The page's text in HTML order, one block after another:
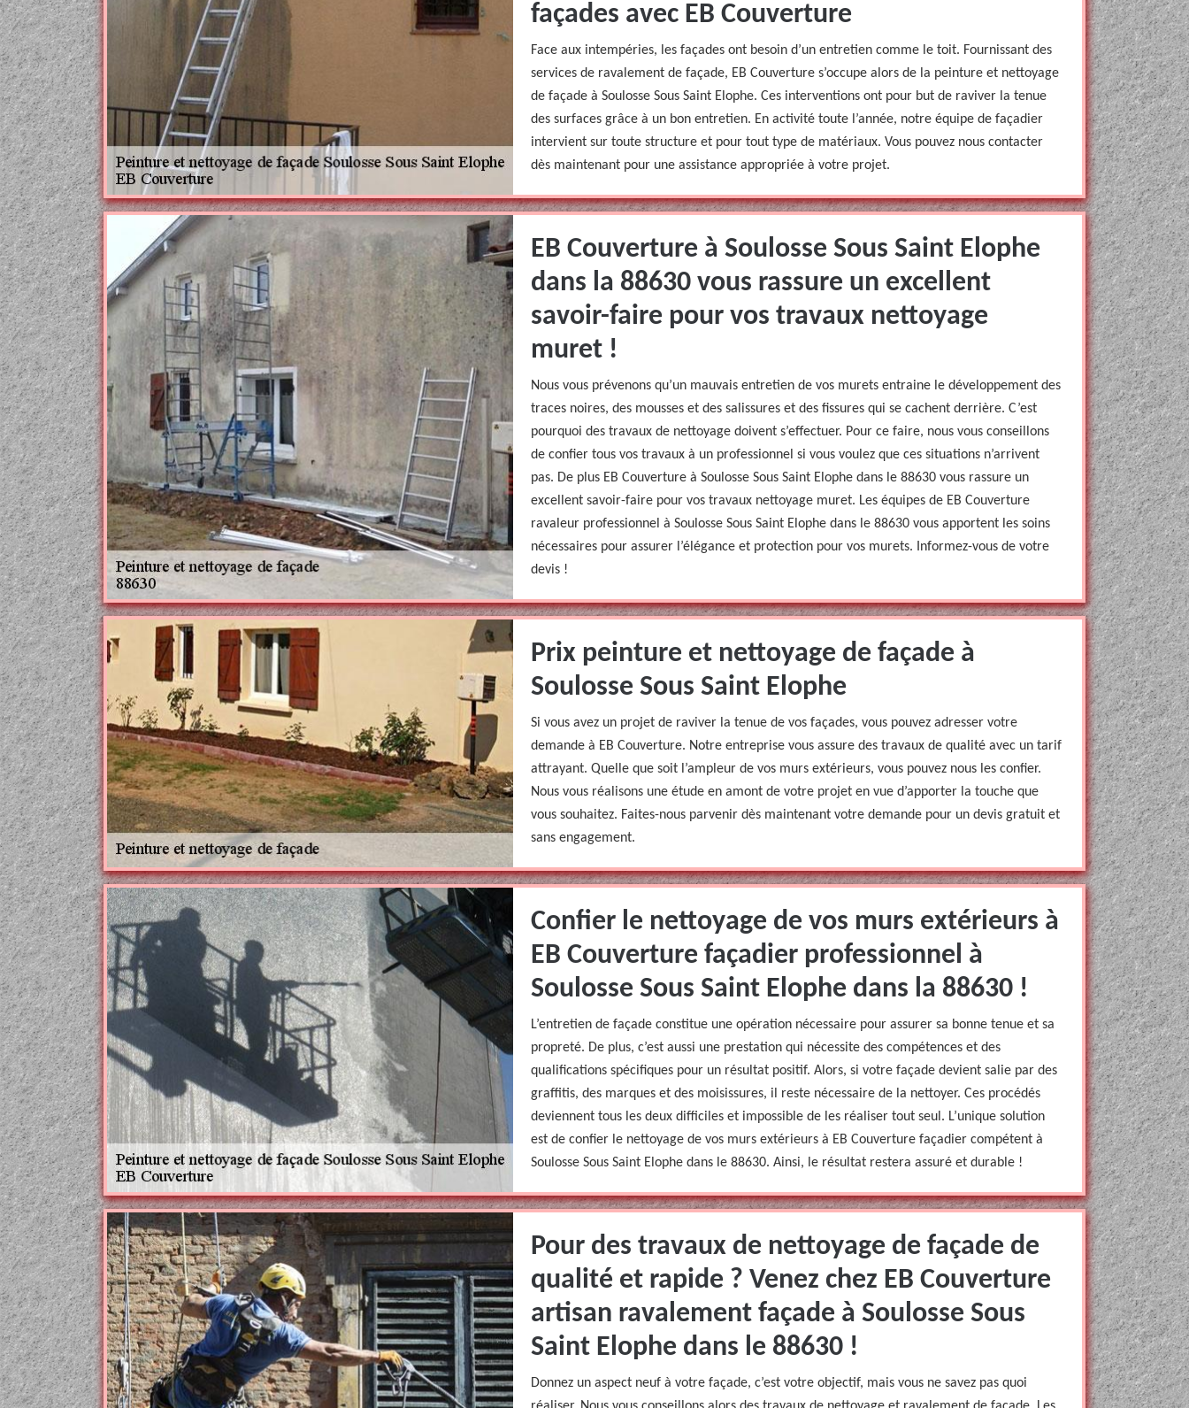
façades avec EB Couverture
Face aux intempéries, les façades ont besoin d’un entretien comme le toit. Fournissant des
services de ravalement de façade, EB Couverture s’occupe alors de la peinture et nettoyage
de façade à Soulosse Sous Saint Elophe. Ces interventions ont pour but de raviver la tenue
des surfaces grâce à un bon entretien. En activité toute l’année, notre équipe de façadier
intervient sur toute structure et pour tout type de matériaux. Vous pouvez nous contacter
dès maintenant pour une assistance appropriée à votre projet.
EB Couverture à Soulosse Sous Saint Elophe
dans la 88630 vous rassure un excellent
savoir-faire pour vos travaux nettoyage
muret !
Nous vous prévenons qu’un mauvais entretien de vos murets entraine le développement des
traces noires, des mousses et des salissures et des fissures qui se cachent derrière. C’est
pourquoi des travaux de nettoyage doivent s’effectuer. Pour ce faire, nous vous conseillons
de confier tous vos travaux à un professionnel si vous voulez que ces situations n’arrivent
pas. De plus EB Couverture à Soulosse Sous Saint Elophe dans le 88630 vous rassure un
excellent savoir-faire pour vos travaux nettoyage muret. Les équipes de EB Couverture
ravaleur professionnel à Soulosse Sous Saint Elophe dans le 88630 vous apportent les soins
nécessaires pour assurer l’élégance et protection pour vos murets. Informez-vous de votre
devis !
Prix peinture et nettoyage de façade à
Soulosse Sous Saint Elophe
Si vous avez un projet de raviver la tenue de vos façades, vous pouvez adresser votre
demande à EB Couverture. Notre entreprise vous assure des travaux de qualité avec un tarif
attrayant. Quelle que soit l’ampleur de vos murs extérieurs, vous pouvez nous les confier.
Nous vous réalisons une étude en amont de votre projet en vue d’apporter la touche que
vous souhaitez. Faites-nous parvenir dès maintenant votre demande pour un devis gratuit et
sans engagement.
Confier le nettoyage de vos murs extérieurs à
EB Couverture façadier professionnel à
Soulosse Sous Saint Elophe dans la 88630 !
L’entretien de façade constitue une opération nécessaire pour assurer sa bonne tenue et sa
propreté. De plus, c’est aussi une prestation qui nécessite des compétences et des
qualifications spécifiques pour un résultat positif. Alors, si votre façade devient salie par des
graffitis, des marques et des moisissures, il reste nécessaire de la nettoyer. Ces procédés
deviennent tous les deux difficiles et impossible de les réaliser tout seul. L’unique solution
est de confier le nettoyage de vos murs extérieurs à EB Couverture façadier compétent à
Soulosse Sous Saint Elophe dans le 88630. Ainsi, le résultat restera assuré et durable !
Pour des travaux de nettoyage de façade de
qualité et rapide ? Venez chez EB Couverture
artisan ravalement façade à Soulosse Sous
Saint Elophe dans le 88630 !
Donnez un aspect neuf à votre façade, c’est votre objectif, mais vous ne savez pas quoi